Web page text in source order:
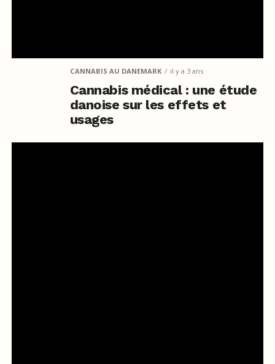
CANNABIS AU DANEMARK il y a 3 ans
Cannabis médical : une étude
danoise sur les effets et
usages